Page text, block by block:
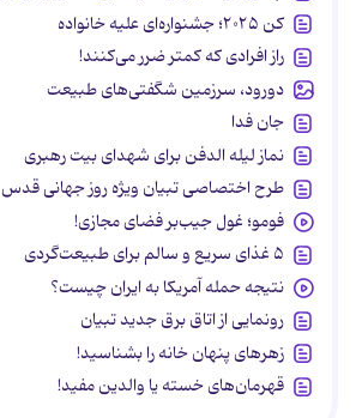
کن ۲۰۲۵؛ جشنواره‌ای علیه خانواده
راز افرادی که کمتر ضرر می‌کنند!
دورود، سرزمین شگفتی‌های طبیعت
جان فدا
نماز لیله الدفن برای شهدای بیت رهبری
طرح اختصاصی تبیان ویژه روز جهانی قدس
فومو؛ غول جیب‌بر فضای مجازی!
۵ غذای سریع و سالم برای طبیعت‌گردی
نتیجه حمله آمریکا به ایران چیست؟
رونمایی از اتاق برق جدید تبیان
زهرهای پنهان خانه را بشناسید!
قهرمان‌های خسته یا والدین مفید!